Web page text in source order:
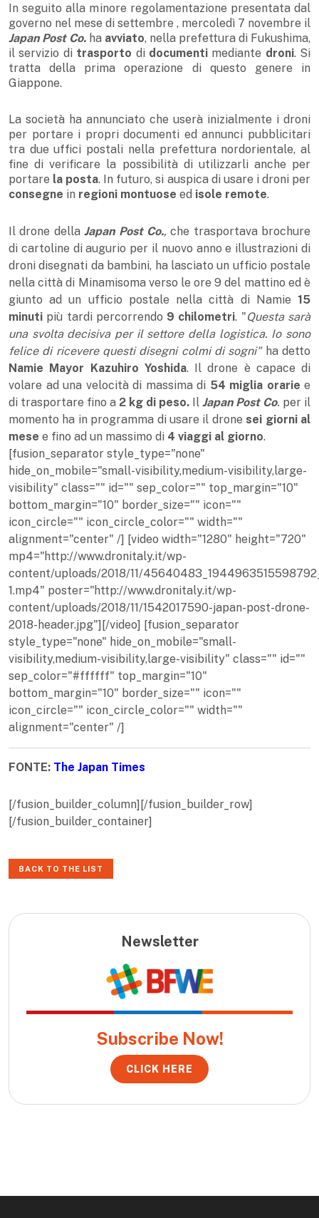
In seguito alla minore regolamentazione presentata dal
governo nel mese di settembre , mercoledì 7 novembre il
Japan Post Co. ha avviato, nella prefettura di Fukushima,
il servizio di trasporto di documentimediante droni. Si
tratta della prima operazione di questo genere in
Giappone.
La società ha annunciato che userà inizialmente i droni
per portare i propri documenti ed annunci pubblicitari
tra due uffici postali nella prefettura nordorientale, al
fine di verificare la possibilità di utilizzarli anche per
portare la posta. In futuro, si auspica di usare i droni per
consegne in regioni montuose ed isole remote.
Il drone dellaJapan Post Co.,che trasportava brochure
di cartoline di augurio per il nuovo anno e illustrazioni di
droni disegnati da bambini, ha lasciato un ufficio postale
nella città di Minamisoma verso le ore 9 del mattino ed è
giunto ad un ufficio postale nella città di Namie 15
minuti più tardi percorrendo 9 chilometri. "Questa sarà
una svolta decisiva per il settore della logistica. Io sono
felice di ricevere questi disegni colmi di sogni"ha detto
Namie Mayor Kazuhiro Yoshida. Il drone è capace di
volare ad una velocità di massima di 54 miglia orarie e
di trasportare fino a 2 kg di peso. Il Japan Post Co. per il
momento ha in programma di usare il drone sei giorni al
mese e fino ad un massimo di 4 viaggi al giorno.
[fusion_separator style_type="none"
hide_on_mobile="small-visibility,medium-visibility,large-
visibility" class="" id="" sep_color="" top_margin="10"
bottom_margin="10" border_size="" icon=""
icon_circle="" icon_circle_color="" width=""
alignment="center" /] [video width="1280" height="720"
mp4="http://www.dronitaly.it/wp-
content/uploads/2018/11/
1.mp4" poster="http://www.dronitaly.it/wp-
content/uploads/2018/11/1542017590-japan-post-drone-
2018-header.jpg"][/video] [fusion_separator
style_type="none" hide_on_mobile="small-
visibility,medium-visibility,large-visibility" class="" id=""
sep_color="#ffffff" top_margin="10"
bottom_margin="10" border_size="" icon=""
icon_circle="" icon_circle_color="" width=""
alignment="center" /]
FONTE: The Japan Times
[/fusion_builder_column][/fusion_builder_row]
[/fusion_builder_container]
BACK TO THE LIST
Newsletter
Subscribe Now!
CLICK HERE